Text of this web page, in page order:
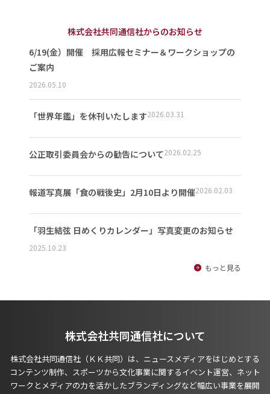
株式会社共同通信社からのお知らせ
6/19(金）開催 採用広報セミナー＆ワークショップの
ご案内
2026.05.10
「世界年鑑」を休刊いたします2026.03.31
公正取引委員会からの勧告について2026.02.25
報道写真展「食の戦後史」2月10日より開催2026.02.03
「羽生結弦 日めくりカレンダー」写真変更のお知らせ
2025.10.23
もっと見る
株式会社共同通信社について
株式会社共同通信社（ＫＫ共同）は、ニュースメディアをはじめとする
コンテンツ制作、スポーツから文化事業に関するイベント運営、ネット
ワークとメディアの力を活かしたブランディングなど幅広い事業を展開